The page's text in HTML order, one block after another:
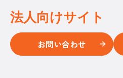
法人向けサイト
お問い合わせ